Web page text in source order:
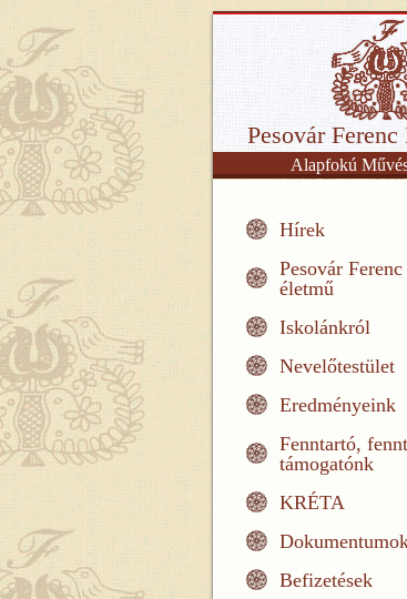
Pesovár
Alapfokú
Hírek
Pesovár Ferenc
életmű
Iskolánkról
Nevelőtestület
Eredményeink
Fenntartó,
támogatónk
KRÉTA
Befizetések